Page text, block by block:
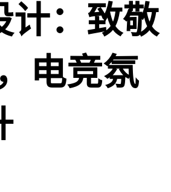
计：致敬
电竞氛